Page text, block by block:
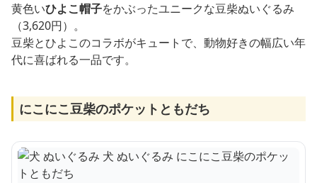
黄色いひよこ帽子をかぶったユニークな豆柴ぬいぐるみ
（3,620円）。
豆柴とひよこのコラボがキュートで、動物好きの幅広い年
代に喜ばれる一品です。
にこにこ豆柴のポケットともだち